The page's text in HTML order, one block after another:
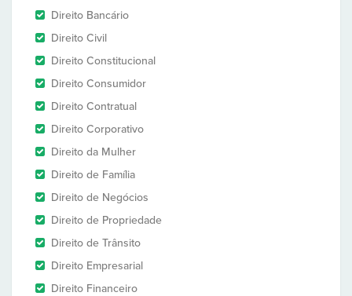
Direito Bancário
Direito Civil
Direito Constitucional
Direito Consumidor
Direito Contratual
Direito Corporativo
Direito da Mulher
Direito de Família
Direito de Negócios
Direito de Propriedade
Direito de Trânsito
Direito Empresarial
Direito Financeiro